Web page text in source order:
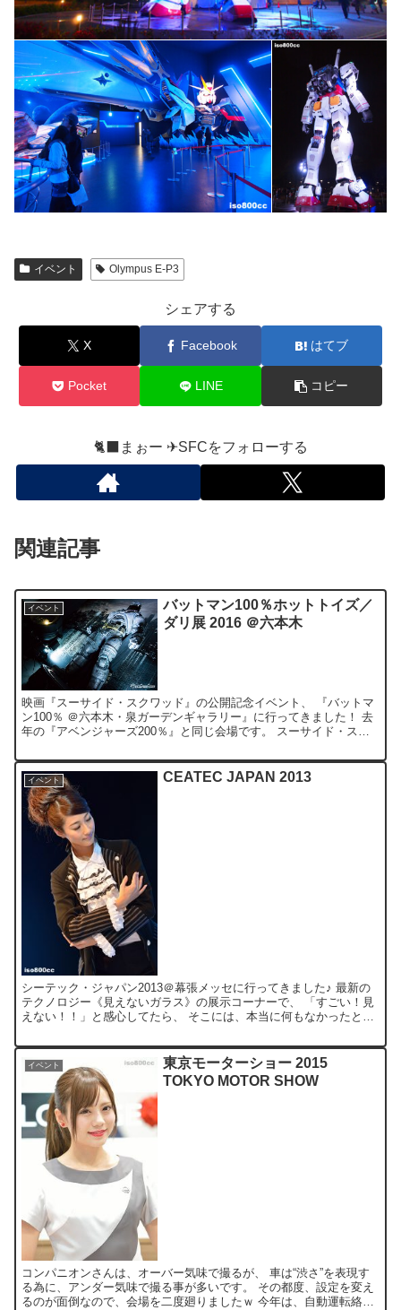
イベント Olympus E-P3
シェアする
X Facebook はてブ
Pocket LINE コピー
🐈‍⬛まぉー ✈︎SFCをフォローする
関連記事
イベント
バットマン100％ホットトイズ／
ダリ展 2016 ＠六本木
映画『スーサイド・スクワッド』の公開記念イベント、 『バットマ
ン100％ ＠六本木・泉ガーデンギャラリー』に行ってきました！ 去
年の『アベンジャーズ200％』と同じ会場です。 スーサイド・スク
イベント CEATEC JAPAN 2013
シーテック・ジャパン2013＠幕張メッセに行ってきました♪ 最新の
テクノロジー《見えないガラス》の展示コーナーで、 「すごい！見
えない！！」と感心してたら、 そこには、本当に何もなかったとい
イベント
東京モーターショー 2015
TOKYO MOTOR SHOW
コンパニオンさんは、オーバー気味で撮るが、 車は“渋さ”を表現す
る為に、アンダー気味で撮る事が多いです。 その都度、設定を変え
るのが面倒なので、会場を二度廻りましたｗ 今年は、自動運転絡み